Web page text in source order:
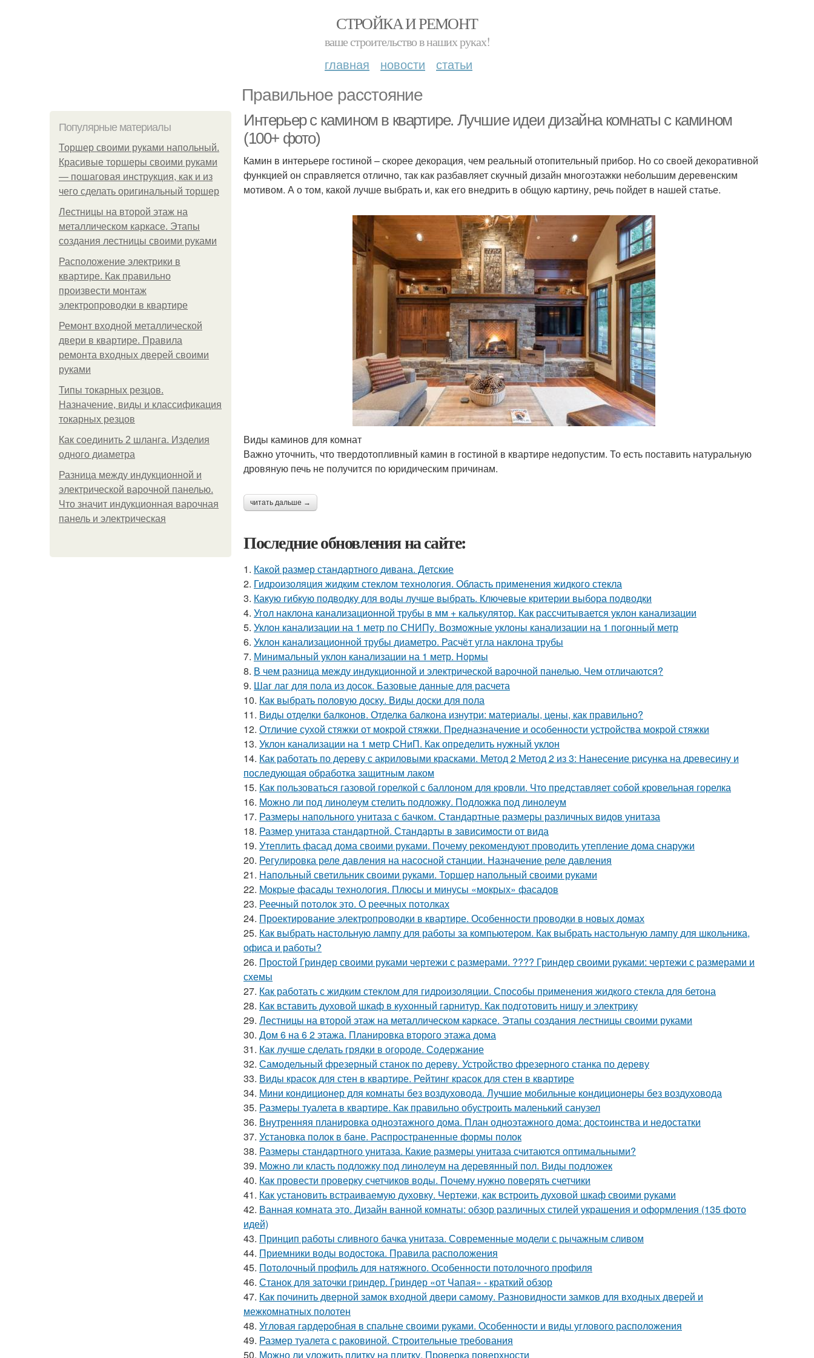
СТРОЙКА И РЕМОНТ
ваше строительство в наших руках!
главная новости статьи
Правильное расстояние
Популярные материалы
Торшер своими руками напольный.
Красивые торшеры своими руками
— пошаговая инструкция, как и из
чего сделать оригинальный торшер
Лестницы на второй этаж на
металлическом каркасе. Этапы
создания лестницы своими руками
Расположение электрики в
квартире. Как правильно
произвести монтаж
электропроводки в квартире
Ремонт входной металлической
двери в квартире. Правила
ремонта входных дверей своими
руками
Типы токарных резцов.
Назначение, виды и классификация
токарных резцов
Как соединить 2 шланга. Изделия
одного диаметра
Разница между индукционной и
электрической варочной панелью.
Что значит индукционная варочная
панель и электрическая
Интерьер с камином в квартире. Лучшие идеи дизайна комнаты с камином
(100+ фото)
Камин в интерьере гостиной – скорее декорация, чем реальный отопительный прибор. Но со своей декоративной
функцией он справляется отлично, так как разбавляет скучный дизайн многоэтажки небольшим деревенским
мотивом. А о том, какой лучше выбрать и, как его внедрить в общую картину, речь пойдет в нашей статье.
Виды каминов для комнат
Важно уточнить, что твердотопливный камин в гостиной в квартире недопустим. То есть поставить натуральную
дровяную печь не получится по юридическим причинам.
читать дальше →
Последние обновления на сайте:
1. Какой размер стандартного дивана. Детские
2. Гидроизоляция жидким стеклом технология. Область применения жидкого стекла
3. Какую гибкую подводку для воды лучше выбрать. Ключевые критерии выбора подводки
4. Угол наклона канализационной трубы в мм + калькулятор. Как рассчитывается уклон канализации
5. Уклон канализации на 1 метр по СНИПу. Возможные уклоны канализации на 1 погонный метр
6. Уклон канализационной трубы диаметро. Расчёт угла наклона трубы
7. Минимальный уклон канализации на 1 метр. Нормы
8. В чем разница между индукционной и электрической варочной панелью. Чем отличаются?
9. Шаг лаг для пола из досок. Базовые данные для расчета
10. Как выбрать половую доску. Виды доски для пола
11. Виды отделки балконов. Отделка балкона изнутри: материалы, цены, как правильно?
12. Отличие сухой стяжки от мокрой стяжки. Предназначение и особенности устройства мокрой стяжки
13. Уклон канализации на 1 метр СНиП. Как определить нужный уклон
14. Как работать по дереву с акриловыми красками. Метод 2 Метод 2 из 3: Нанесение рисунка на древесину и
последующая обработка защитным лаком
15. Как пользоваться газовой горелкой с баллоном для кровли. Что представляет собой кровельная горелка
16. Можно ли под линолеум стелить подложку. Подложка под линолеум
17. Размеры напольного унитаза с бачком. Стандартные размеры различных видов унитаза
18. Размер унитаза стандартной. Стандарты в зависимости от вида
19. Утеплить фасад дома своими руками. Почему рекомендуют проводить утепление дома снаружи
20. Регулировка реле давления на насосной станции. Назначение реле давления
21. Напольный светильник своими руками. Торшер напольный своими руками
22. Мокрые фасады технология. Плюсы и минусы «мокрых» фасадов
23. Реечный потолок это. О реечных потолках
24. Проектирование электропроводки в квартире. Особенности проводки в новых домах
25. Как выбрать настольную лампу для работы за компьютером. Как выбрать настольную лампу для школьника,
офиса и работы?
26. Простой Гриндер своими руками чертежи с размерами. ???? Гриндер своими руками: чертежи с размерами и
схемы
27. Как работать с жидким стеклом для гидроизоляции. Способы применения жидкого стекла для бетона
28. Как вставить духовой шкаф в кухонный гарнитур. Как подготовить нишу и электрику
29. Лестницы на второй этаж на металлическом каркасе. Этапы создания лестницы своими руками
30. Дом 6 на 6 2 этажа. Планировка второго этажа дома
31. Как лучше сделать грядки в огороде. Содержание
32. Самодельный фрезерный станок по дереву. Устройство фрезерного станка по дереву
33. Виды красок для стен в квартире. Рейтинг красок для стен в квартире
34. Мини кондиционер для комнаты без воздуховода. Лучшие мобильные кондиционеры без воздуховода
35. Размеры туалета в квартире. Как правильно обустроить маленький санузел
36. Внутренняя планировка одноэтажного дома. План одноэтажного дома: достоинства и недостатки
37. Установка полок в бане. Распространенные формы полок
38. Размеры стандартного унитаза. Какие размеры унитаза считаются оптимальными?
39. Можно ли класть подложку под линолеум на деревянный пол. Виды подложек
40. Как провести проверку счетчиков воды. Почему нужно поверять счетчики
41. Как установить встраиваемую духовку. Чертежи, как встроить духовой шкаф своими руками
42. Ванная комната это. Дизайн ванной комнаты: обзор различных стилей украшения и оформления (135 фото
идей)
43. Принцип работы сливного бачка унитаза. Современные модели с рычажным сливом
44. Приемники воды водостока. Правила расположения
45. Потолочный профиль для натяжного. Особенности потолочного профиля
46. Станок для заточки гриндер. Гриндер «от Чапая» - краткий обзор
47. Как починить дверной замок входной двери самому. Разновидности замков для входных дверей и
межкомнатных полотен
48. Угловая гардеробная в спальне своими руками. Особенности и виды углового расположения
49. Размер туалета с раковиной. Строительные требования
50. Можно ли уложить плитку на плитку. Проверка поверхности